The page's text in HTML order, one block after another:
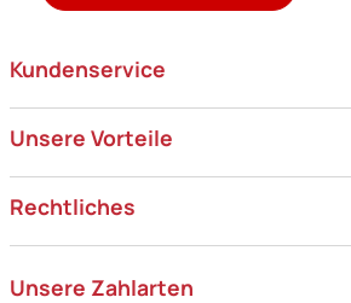
Kundenservice
Unsere Vorteile
Rechtliches
Unsere Zahlarten